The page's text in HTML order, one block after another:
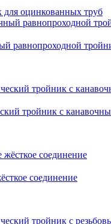
для оцинкованных труб
равнопроходной
тройник с
соединение